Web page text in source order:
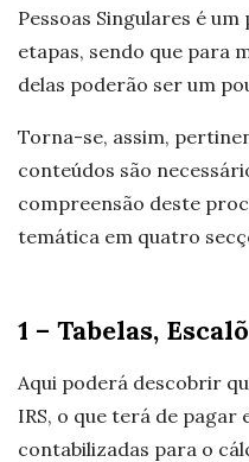
Pessoas Singulares é
etapas, sendo que para
delas poderão ser um
Torna-se, assim,
conteúdos são
compreensão deste
temática em quatro
1 – Tabelas,
Aqui poderá descobrir
IRS, o que terá de pagar
contabilizadas para o